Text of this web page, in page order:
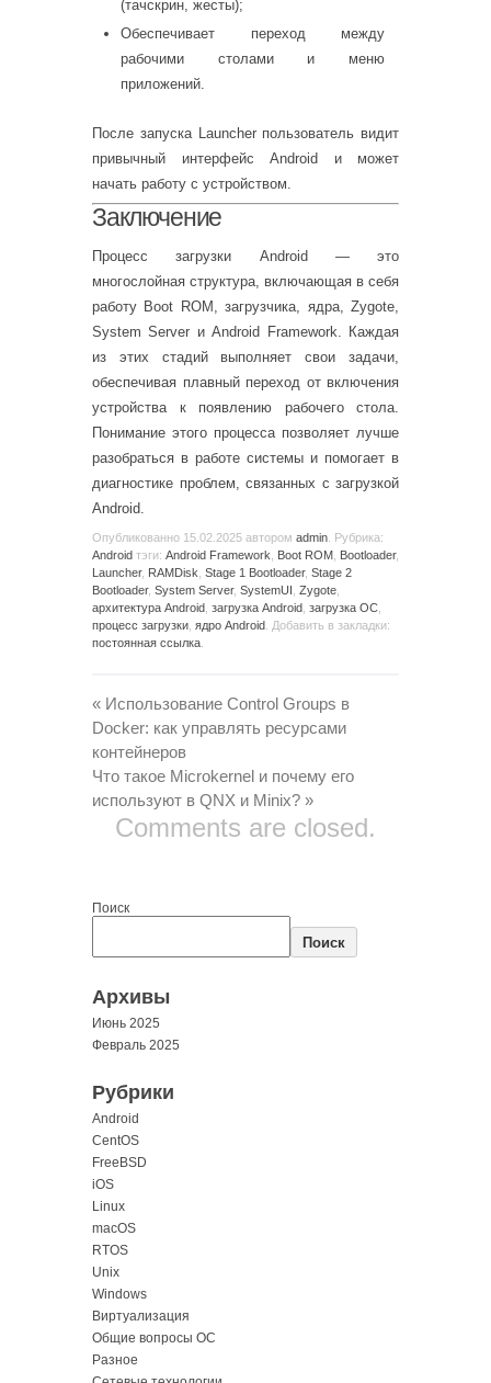
(тачскрин, жесты);
Обеспечивает переход между
рабочими столами и меню
приложений.
После запуска Launcher пользователь видит
привычный интерфейс Android и может
начать работу с устройством.
Заключение
Процесс загрузки Android — это
многослойная структура, включающая в себя
работу Boot ROM, загрузчика, ядра, Zygote,
System Server и Android Framework. Каждая
из этих стадий выполняет свои задачи,
обеспечивая плавный переход от включения
устройства к появлению рабочего стола.
Понимание этого процесса позволяет лучше
разобраться в работе системы и помогает в
диагностике проблем, связанных с загрузкой
Android.
Опубликованно 15.02.2025 автором admin . Рубрика:
Android тэги: Android Framework Boot ROM Bootloader,
Launcher, RAMDisk Stage 1 Bootloader, Stage 2
Bootloader, System Server, SystemUI Zygote
архитектура Android загрузка Android загрузка ОС
процесс загрузки ядро Android . Добавить в закладки:
постоянная ссылка
« Использование Control Groups в
Docker: как управлять ресурсами
контейнеров
Что такое Microkernel и почему его
используют в QNX и Minix? »
Comments are closed.
Поиск
Поиск
Архивы
Июнь 2025
Февраль 2025
Рубрики
Android
CentOS
FreeBSD
iOS
Linux
macOS
RTOS
Unix
Windows
Виртуализация
Общие вопросы ОС
Разное